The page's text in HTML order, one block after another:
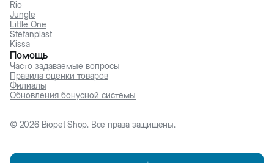
Rio
Jungle
Little One
Stefanplast
Kissa
Помощь
Часто задаваемые вопросы
Правила оценки товаров
Филиалы
Обновления бонусной системы
© 2026Biopet Shop. Все права защищены.